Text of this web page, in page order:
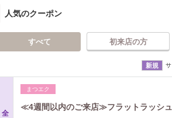
人気のクーポン
すべて 初来店の方
新規
全
まつエク
≪4週間以内のご来店≫フラットラッシ